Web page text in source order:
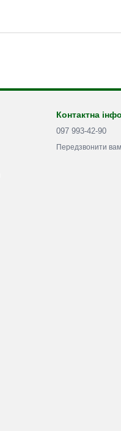
Контактна
097 993-42-90
Передзвонити